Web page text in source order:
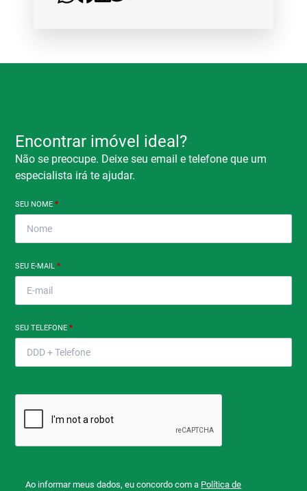
Encontrar imóvel ideal?
Não se preocupe. Deixe seu email e telefone que um
especialista irá te ajudar.
SEU NOME*
SEU E-MAIL*
SEU TELEFONE*
Ao informar meus dados, eu concordo com a Política de